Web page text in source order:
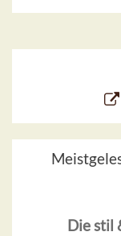
Die stil